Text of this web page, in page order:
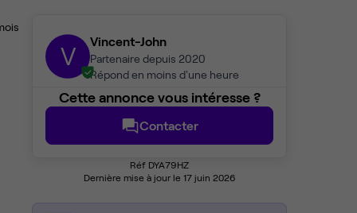
V Vincent-John
Partenaire depuis 2020
Répond en moins d'une heure
Cette annonce vous intéresse ?
Contacter
Réf DYA79HZ
Dernière mise à jour le 17 juin 2026